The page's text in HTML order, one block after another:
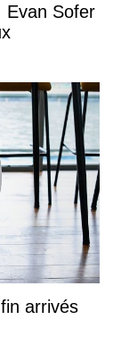
Evan Sofer
arrivés